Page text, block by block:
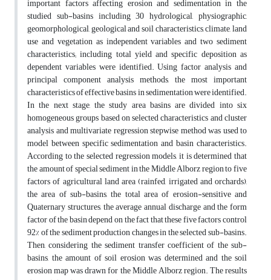
important factors affecting erosion and sedimentation in the
studied sub-basins including 30 hydrological, physiographic,
geomorphological, geological and soil characteristics, climate, land
use and vegetation as independent variables and two sediment
characteristics; including total yield and specific deposition as
dependent variables were identified. Using factor analysis and
principal component analysis methods, the most important
characteristics of effective basins in sedimentation were identified.
In the next stage, the study area basins are divided into six
homogeneous groups based on selected characteristics and cluster
analysis and multivariate regression stepwise method was used to
model between specific sedimentation and basin characteristics.
According to the selected regression models, it is determined that
the amount of special sediment in the Middle Alborz region to five
factors of agricultural land area (rainfed, irrigated and orchards),
the area of sub-basins, the total area of erosion-sensitive and
Quaternary structures, the average annual discharge and the form
factor of the basin depend on the fact that these five factors control
92% of the sediment production changes in the selected sub-basins.
Then, considering the sediment transfer coefficient of the sub-
basins, the amount of soil erosion was determined and the soil
erosion map was drawn for the Middle Alborz region. The results